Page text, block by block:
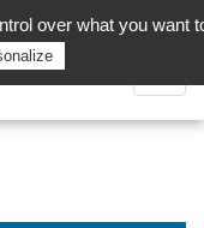
la
over what you want